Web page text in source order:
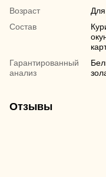
Возраст
Состав
Гарантированный
анализ
Отзывы